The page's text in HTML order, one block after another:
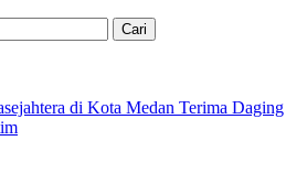
di Kota Medan Terima Daging